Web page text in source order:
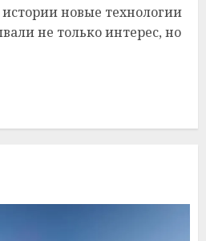
новые технологии
не только интерес, но